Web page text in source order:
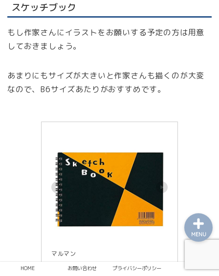
スケッチブック
もし作家さんにイラストをお願いする予定の方は用意
しておきましょう。
あまりにもサイズが大きいと作家さんも描くのが大変
なので、B6サイズあたりがおすすめです。
マルマン
マルマン スケッチブック 図案
HOME お問い合わせ プライバシーポリシー
MENU
レビュー
趣味